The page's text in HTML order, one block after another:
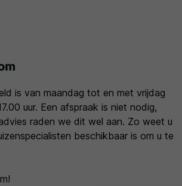
is van maandag tot en met vrijdag
uur. Een afspraak is niet nodig,
raden we dit wel aan. Zo weet u
beschikbaar is om u te